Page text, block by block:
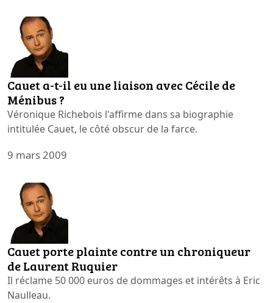
Cauet a-t-il eu une liaison avec Cécile de
Ménibus ?
Véronique Richebois l'affirme dans sa biographie
intitulée Cauet, le côté obscur de la farce.
9 mars 2009
Cauet porte plainte contre un chroniqueur
de Laurent Ruquier
Il réclame 50 000 euros de dommages et intérêts à Eric
Naulleau.